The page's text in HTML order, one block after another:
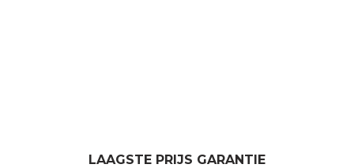
LAAGSTE PRIJS GARANTIE